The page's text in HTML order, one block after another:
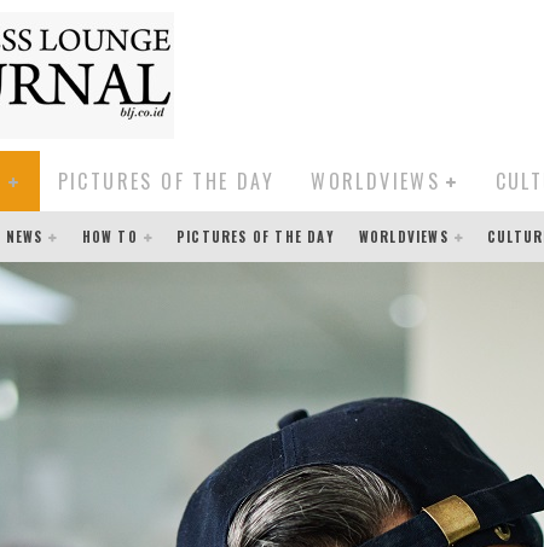
PICTURES OF THE DAY WORLDVIEWS
NEWS HOW TO PICTURES OF THE DAY WORLDVIEWS